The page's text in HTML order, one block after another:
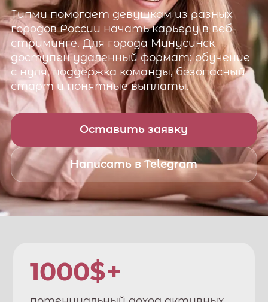
Типмипомогает девушкам из разных
городов России начать карьеру в веб-
стриминге. Для города Минусинск
доступен удаленный формат: обучение
с нуля, поддержка команды, безопасный
старт и понятные выплаты.
Оставить заявку
Написать в Telegram
1000$+